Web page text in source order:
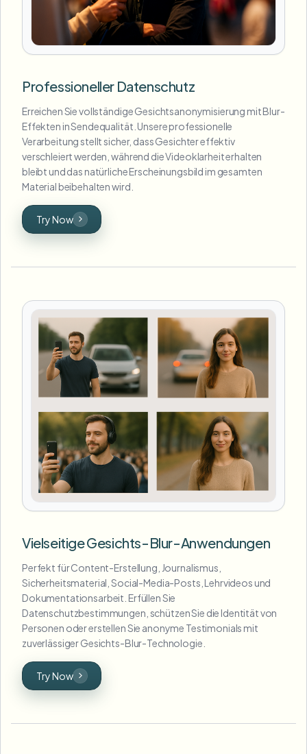
Professioneller Datenschutz
Erreichen Sie vollständige Gesichtsanonymisierung mit Blur-
Effekten in Sendequalität. Unsere professionelle
Verarbeitung stellt sicher, dass Gesichter effektiv
verschleiert werden, während die Videoklarheit erhalten
bleibt und das natürliche Erscheinungsbild im gesamten
Material beibehalten wird.
Try Now
Vielseitige Gesichts-Blur-Anwendungen
Perfekt für Content-Erstellung, Journalismus,
Sicherheitsmaterial, Social-Media-Posts, Lehrvideos und
Dokumentationsarbeit. Erfüllen Sie
Datenschutzbestimmungen, schützen Sie die Identität von
Personen oder erstellen Sie anonyme Testimonials mit
zuverlässiger Gesichts-Blur-Technologie.
Try Now